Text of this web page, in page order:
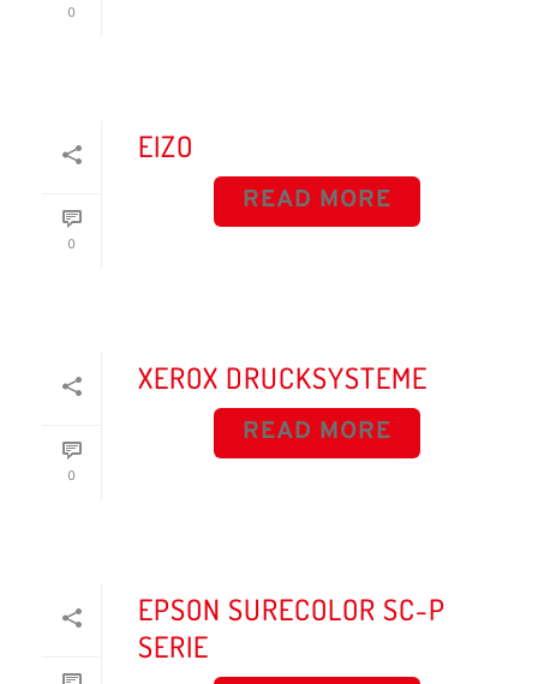
0
0
EIZO
READ MORE
0
XEROX DRUCKSYSTEME
READ MORE
EPSON SURECOLOR SC-P
SERIE